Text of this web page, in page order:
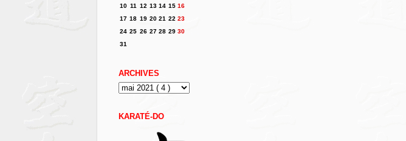
10 11 12 13 14 15 16
17 18 19 20 21 22 23
24 25 26 27 28 29 30
31
ARCHIVES
KARATÉ-DO